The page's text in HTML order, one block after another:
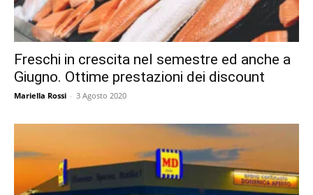
Freschi in crescita nel semestre ed anche a
Giugno. Ottime prestazioni dei discount
Mariella Rossi - 3 Agosto 2020